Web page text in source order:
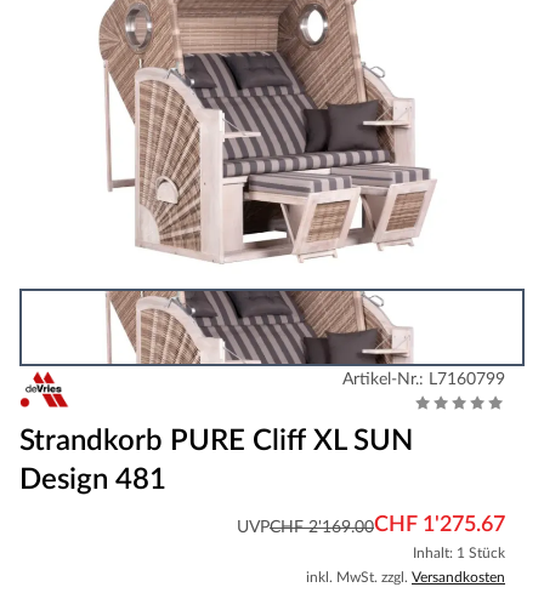
Artikel-Nr.: L7160799
Strandkorb PURE Cliff XL SUN
Design 481
UVPCHF 2'169.00CHF 1'275.67
Inhalt: 1 Stück
inkl. MwSt. zzgl. Versandkosten